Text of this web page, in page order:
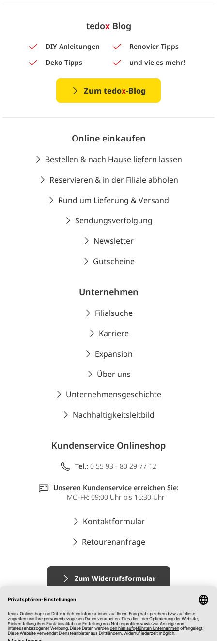
tedoxBlog
DIY-Anleitungen
Renovier-Tipps
Deko-Tipps
und vieles mehr!
Zum tedox-Blog
Online einkaufen
Bestellen & nach Hause liefern lassen
Reservieren & in der Filiale abholen
Rund um Lieferung & Versand
Sendungsverfolgung
Newsletter
Gutscheine
Unternehmen
Filialsuche
Karriere
Expansion
Über uns
Unternehmensgeschichte
Nachhaltigkeitsleitbild
Kundenservice Onlineshop
Tel.: 0 55 93 - 80 29 77 12
Unseren Kundenservice erreichen Sie:
MO-FR: 09:00 Uhr bis 16:30 Uhr
Kontaktformular
Retourenanfrage
Zum Widerrufsformular
Impressum
AGB